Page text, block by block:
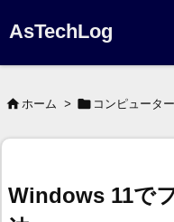
AsTechLog
 ホーム >  コンピューター
Windows 11で